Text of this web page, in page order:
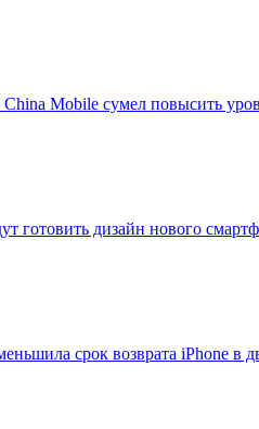
Mobile сумел повысить
готовить дизайн нового
срок возврата iPhone в